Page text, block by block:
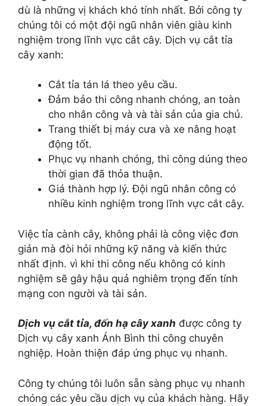
dù là những vị khách khó tính nhất. Bởi công ty
chúng tôi có một đội ngũ nhân viên giàu kinh
nghiệm trong lĩnh vực cắt cây. Dịch vụ cắt tỉa
cây xanh:
Cắt tỉa tán lá theo yêu cầu.
Đảm bảo thi công nhanh chóng, an toàn
cho nhân công và và tài sản của gia chủ.
Trang thiết bị máy cưa và xe nâng hoạt
động tốt.
Phục vụ nhanh chóng, thi công dúng theo
thời gian đã thỏa thuận.
Giá thành hợp lý. Đội ngũ nhân công có
nhiều kinh nghiệm trong lĩnh vực cắt cây.
Việc tỉa cành cây, không phải là công việc đơn
giản mà đòi hỏi những kỹ năng và kiến thức
nhất định. vì khi thi công nếu không có kinh
nghiệm sẽ gây hậu quả nghiêm trọng đến tính
mạng con người và tài sản.
Dịch vụ cắt tỉa, đốn hạ cây xanh được công ty
Dịch vụ cây xanh Ánh Bình thi công chuyên
nghiệp. Hoàn thiện đáp ứng phục vụ nhanh.
Công ty chúng tôi luôn sẵn sàng phục vụ nhanh
chóng các yêu cầu dịch vụ của khách hàng. Hãy